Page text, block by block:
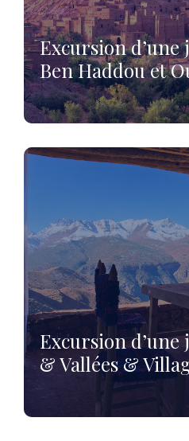
Excursion d’une
Ben Haddou et
Excursion
& Vallées &